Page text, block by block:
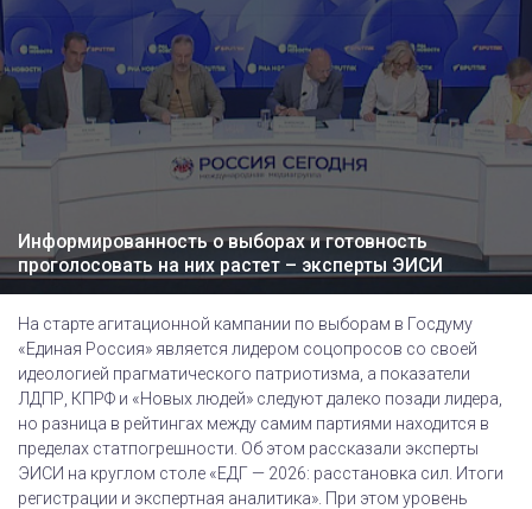
Информированность о выборах и готовность
проголосовать на них растет – эксперты ЭИСИ
На старте агитационной кампании по выборам в Госдуму
«Единая Россия» является лидером соцопросов со своей
идеологией прагматического патриотизма, а показатели
ЛДПР, КПРФ и «Новых людей» следуют далеко позади лидера,
но разница в рейтингах между самим партиями находится в
пределах статпогрешности. Об этом рассказали эксперты
ЭИСИ на круглом столе «ЕДГ — 2026: расстановка сил. Итоги
регистрации и экспертная аналитика». При этом уровень